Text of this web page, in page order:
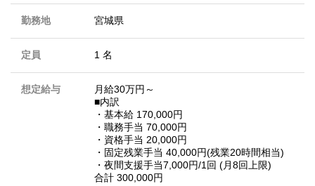
勤務地 宮城県
定員 1 名
想定給与
月給30万円～
■内訳
・基本給 170,000円
・職務手当 70,000円
・資格手当 20,000円
・固定残業手当 40,000円(残業20時間相当)
・夜間支援手当7,000円/1回 (月8回上限)
合計 300,000円